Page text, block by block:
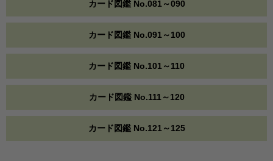
カード図鑑 No.081～090
カード図鑑 No.091～100
カード図鑑 No.101～110
カード図鑑 No.111～120
カード図鑑 No.121～125